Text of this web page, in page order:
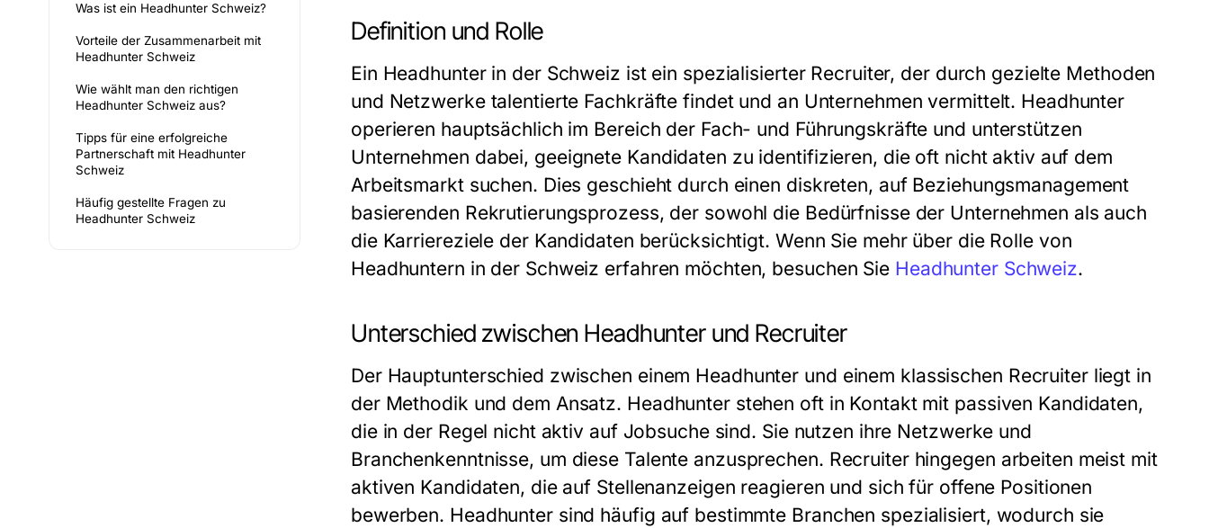
Was ist ein Headhunter Schweiz?
Vorteile der Zusammenarbeit mit
Headhunter Schweiz
Wie wählt man den richtigen
Headhunter Schweiz aus?
Tipps für eine erfolgreiche
Partnerschaft mit Headhunter
Schweiz
Häufig gestellte Fragen zu
Headhunter Schweiz
Definition und Rolle
Ein Headhunter in der Schweiz ist ein spezialisierter Recruiter, der durch gezielte Methoden
und Netzwerke talentierte Fachkräfte findet und an Unternehmen vermittelt. Headhunter
operieren hauptsächlich im Bereich der Fach- und Führungskräfte und unterstützen
Unternehmen dabei, geeignete Kandidaten zu identifizieren, die oft nicht aktiv auf dem
Arbeitsmarkt suchen. Dies geschieht durch einen diskreten, auf Beziehungsmanagement
basierenden Rekrutierungsprozess, der sowohl die Bedürfnisse der Unternehmen als auch
die Karriereziele der Kandidaten berücksichtigt. Wenn Sie mehr über die Rolle von
Headhuntern in der Schweiz erfahren möchten, besuchen Sie Headhunter Schweiz.
Unterschied zwischen Headhunter und Recruiter
Der Hauptunterschied zwischen einem Headhunter und einem klassischen Recruiter liegt in
der Methodik und dem Ansatz. Headhunter stehen oft in Kontakt mit passiven Kandidaten,
die in der Regel nicht aktiv auf Jobsuche sind. Sie nutzen ihre Netzwerke und
Branchenkenntnisse, um diese Talente anzusprechen. Recruiter hingegen arbeiten meist mit
aktiven Kandidaten, die auf Stellenanzeigen reagieren und sich für offene Positionen
bewerben. Headhunter sind häufig auf bestimmte Branchen spezialisiert, wodurch sie